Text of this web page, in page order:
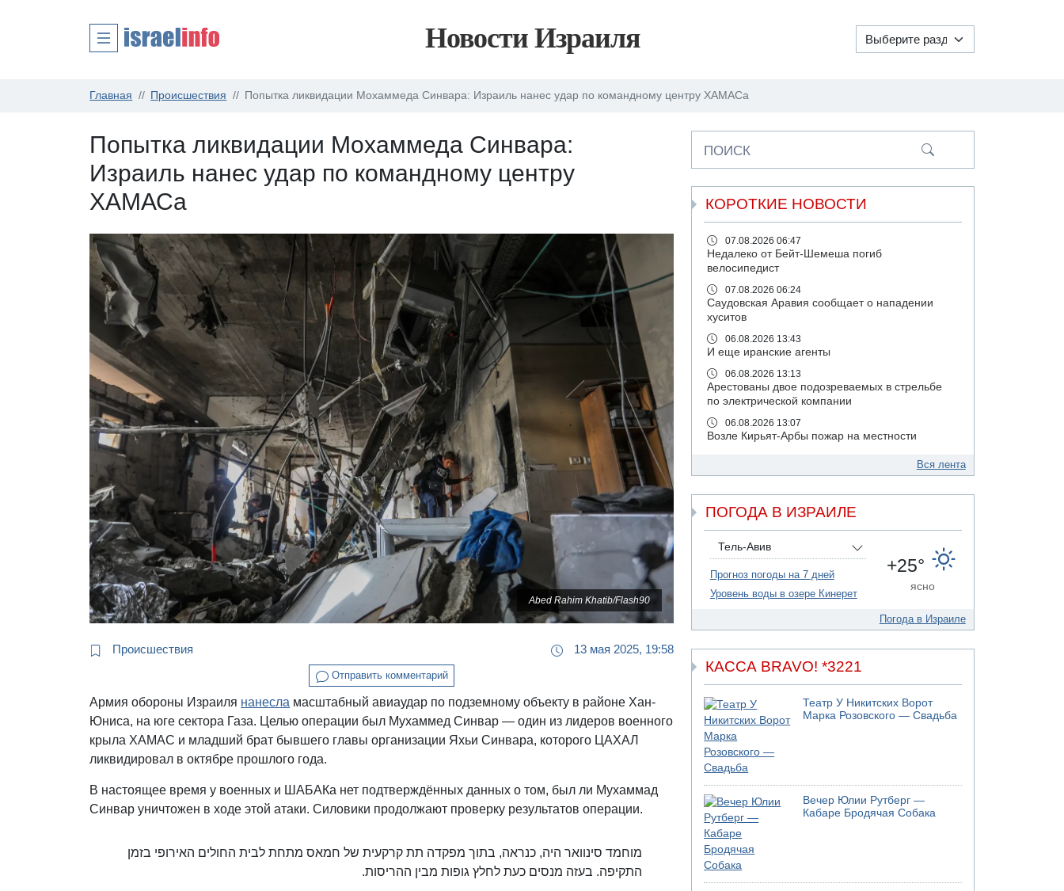
Новости Израиля
Главная Происшествия Попытка ликвидации Мохаммеда Синвара: Израиль нанес удар по командному центру ХАМАСа
Попытка ликвидации Мохаммеда Синвара:
Израиль нанес удар по командному центру
ХАМАСа
Abed Rahim Khatib/Flash90
Происшествия 13 мая 2025, 19:58
Отправить комментарий
Армия обороны Израиля нанесла масштабный авиаудар по подземному объекту в районе Хан-
Юниса, на юге сектора Газа. Целью операции был Мухаммед Синвар — один из лидеров военного
крыла ХАМАС и младший брат бывшего главы организации Яхьи Синвара, которого ЦАХАЛ
ликвидировал в октябре прошлого года.
В настоящее время у военных и ШАБАКа нет подтверждённых данных о том, был ли Мухаммад
Синвар уничтожен в ходе этой атаки. Силовики продолжают проверку результатов операции.
מוחמד סינוואר היה, כנראה, בתוך מפקדה תת קרקעית של חמאס מתחת לבית החולים האירופי בזמן
התקיפה. בעזה מנסים כעת לחלץ גופות מבין ההריסות.
ПОИСК
КОРОТКИЕ НОВОСТИ
07.08.2026 06:47
Недалеко от Бейт-Шемеша погиб
велосипедист
07.08.2026 06:24
Саудовская Аравия сообщает о нападении
хуситов
06.08.2026 13:43
И еще иранские агенты
06.08.2026 13:13
Арестованы двое подозреваемых в стрельбе
по электрической компании
06.08.2026 13:07
Возле Кирьят-Арбы пожар на местности
США не будут давить на Израиль в вопросе
06.08.2026 11:41
Трое подростков ограбили сексшоп в Холоне
06.08.2026 08:45
Взрыв в Северном Тель-Авиве
06.08.2026 08:11
Украинская атака на российский НПЗ
Израиль провел испытания системы
05.08.2026 18:28
МАДА призывает израильтян срочно сдавать
кровь
05.08.2026 17:00
Бывший посол Израиля в ООН Гилад Эрдан
объявит в четверг о создании новой
политической партии
05.08.2026 13:49
На севере Израиля на берег выбросило тело
05.08.2026 13:32
В России горят новые склады
05.08.2026 10:19
Хуситы сообщают об атаке по Саудовскому
танкеру
Вся лента
ПОГОДА В ИЗРАИЛЕ
Тель-Авив
Прогноз погоды на 7 дней
Уровень воды в озере Кинерет
+25°
ясно
Погода в Израиле
КАССА BRAVO! *3221
Театр У Никитских Ворот
Марка Розовского — Свадьба
Вечер Юлии Рутберг —
Кабаре Бродячая Собака